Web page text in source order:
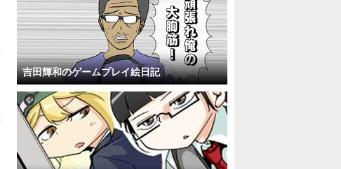
吉田輝和のゲームプレイ絵日記